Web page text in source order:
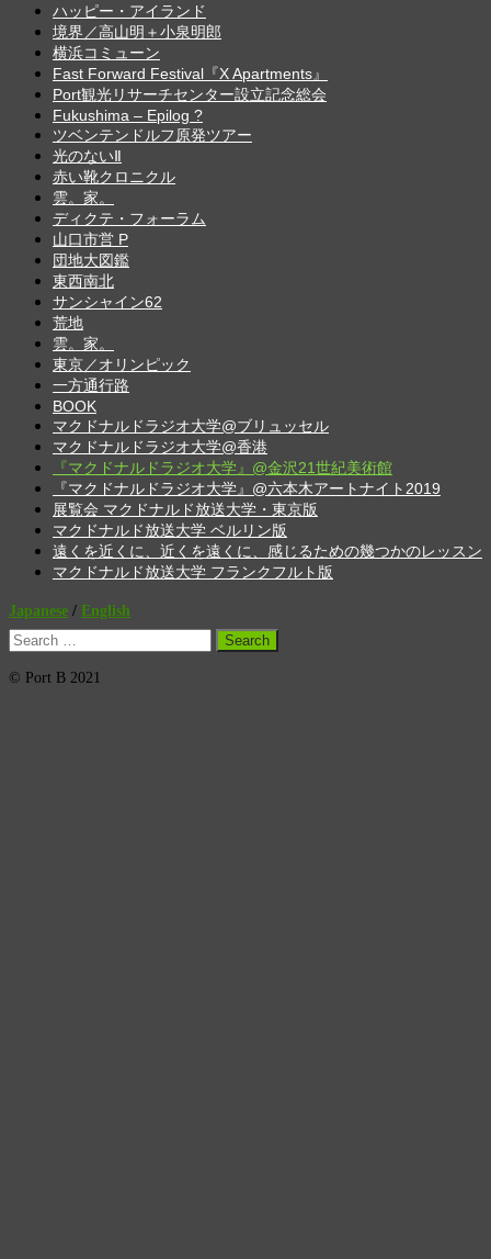
ハッピー・アイランド
境界／高山明＋小泉明郎
横浜コミューン
Fast Forward Festival『X Apartments』
Port観光リサーチセンター設立記念総会
Fukushima – Epilog ?
ツベンテンドルフ原発ツアー
光のないⅡ
赤い靴クロニクル
雲。家。
ディクテ・フォーラム
山口市営 P
団地大図鑑
東西南北
サンシャイン62
荒地
雲。家。
東京／オリンピック
一方通行路
BOOK
マクドナルドラジオ大学@ブリュッセル
マクドナルドラジオ大学@香港
『マクドナルドラジオ大学』@金沢21世紀美術館
『マクドナルドラジオ大学』@六本木アートナイト2019
展覧会 マクドナルド放送大学・東京版
マクドナルド放送大学 ベルリン版
遠くを近くに、近くを遠くに、感じるための幾つかのレッスン
マクドナルド放送大学 フランクフルト版
Japanese / English
Search
for:
© Port B 2021